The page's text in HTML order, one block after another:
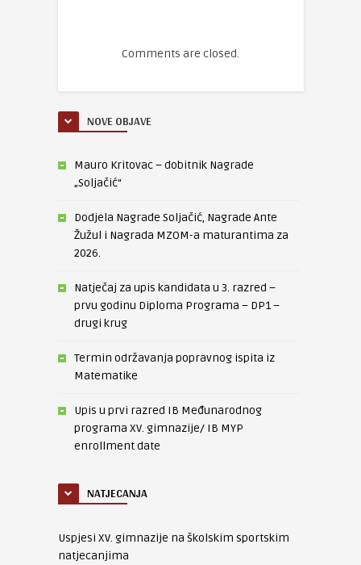
Comments are closed.
NOVE OBJAVE
Mauro Kritovac – dobitnik Nagrade
„Soljačić“
Dodjela Nagrade Soljačić, Nagrade Ante
Žužul i Nagrada MZOM-a maturantima za
2026.
Natječaj za upis kandidata u 3. razred –
prvu godinu Diploma Programa – DP1 –
drugi krug
Termin održavanja popravnog ispita iz
Matematike
Upis u prvi razred IB Međunarodnog
programa XV. gimnazije/ IB MYP
enrollment date
NATJECANJA
Uspjesi XV. gimnazije na školskim sportskim
natjecanjima